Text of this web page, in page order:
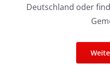
Deutschland oder